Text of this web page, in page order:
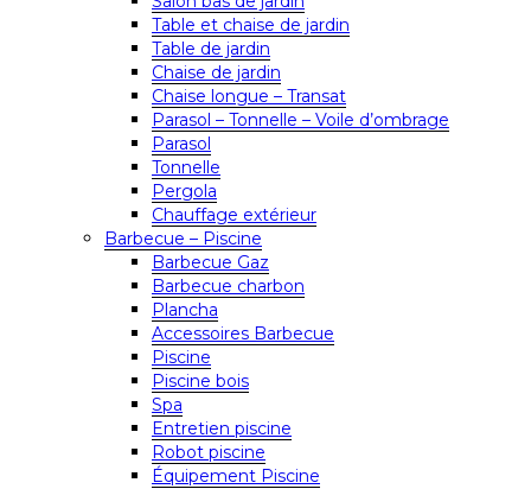
Table et chaise de jardin
Table de jardin
Chaise de jardin
Chaise longue – Transat
Parasol – Tonnelle – Voile d’ombrage
Parasol
Tonnelle
Pergola
Chauffage extérieur
Barbecue – Piscine
Barbecue Gaz
Barbecue charbon
Plancha
Accessoires Barbecue
Piscine
Piscine bois
Spa
Entretien piscine
Robot piscine
Équipement Piscine